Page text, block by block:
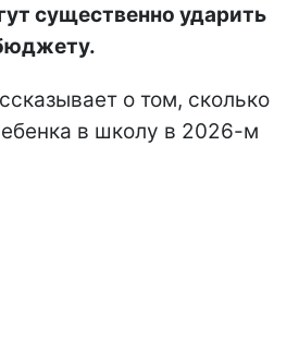
существенно ударить
о том, сколько
в школу в 2026-м